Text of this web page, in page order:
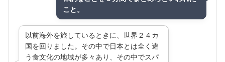
こと。
以前海外を旅しているときに、世界２４カ
国を回りました。その中で日本とは全く違
う食文化の地域が多々あり、その中でスパ